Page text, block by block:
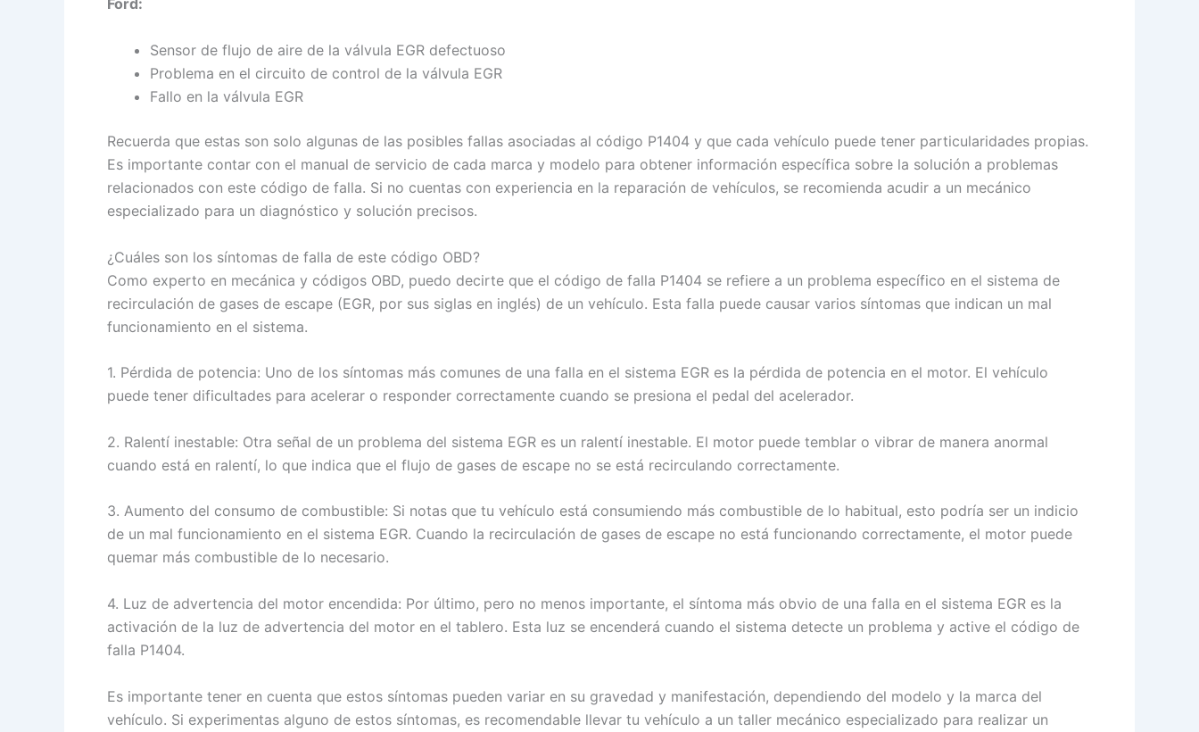
Ford:
Sensor de flujo de aire de la válvula EGR defectuoso
Problema en el circuito de control de la válvula EGR
Fallo en la válvula EGR
Recuerda que estas son solo algunas de las posibles fallas asociadas al código P1404 y que cada vehículo puede tener particularidades propias.
Es importante contar con el manual de servicio de cada marca y modelo para obtener información específica sobre la solución a problemas
relacionados con este código de falla. Si no cuentas con experiencia en la reparación de vehículos, se recomienda acudir a un mecánico
especializado para un diagnóstico y solución precisos.
¿Cuáles son los síntomas de falla de este código OBD?
Como experto en mecánica y códigos OBD, puedo decirte que el código de falla P1404 se refiere a un problema específico en el sistema de
recirculación de gases de escape (EGR, por sus siglas en inglés) de un vehículo. Esta falla puede causar varios síntomas que indican un mal
funcionamiento en el sistema.
1. Pérdida de potencia: Uno de los síntomas más comunes de una falla en el sistema EGR es la pérdida de potencia en el motor. El vehículo
puede tener dificultades para acelerar o responder correctamente cuando se presiona el pedal del acelerador.
2. Ralentí inestable: Otra señal de un problema del sistema EGR es un ralentí inestable. El motor puede temblar o vibrar de manera anormal
cuando está en ralentí, lo que indica que el flujo de gases de escape no se está recirculando correctamente.
3. Aumento del consumo de combustible: Si notas que tu vehículo está consumiendo más combustible de lo habitual, esto podría ser un indicio
de un mal funcionamiento en el sistema EGR. Cuando la recirculación de gases de escape no está funcionando correctamente, el motor puede
quemar más combustible de lo necesario.
4. Luz de advertencia del motor encendida: Por último, pero no menos importante, el síntoma más obvio de una falla en el sistema EGR es la
activación de la luz de advertencia del motor en el tablero. Esta luz se encenderá cuando el sistema detecte un problema y active el código de
falla P1404.
Es importante tener en cuenta que estos síntomas pueden variar en su gravedad y manifestación, dependiendo del modelo y la marca del
vehículo. Si experimentas alguno de estos síntomas, es recomendable llevar tu vehículo a un taller mecánico especializado para realizar un